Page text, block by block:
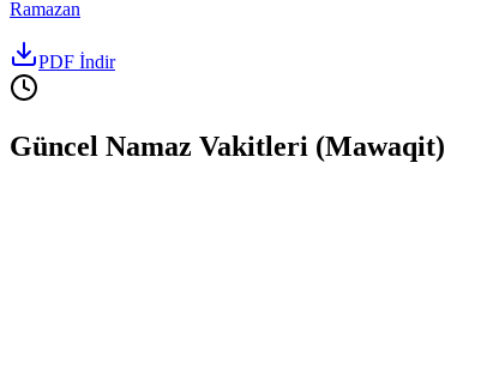
Güncel Namaz Vakitleri (Mawaqit)